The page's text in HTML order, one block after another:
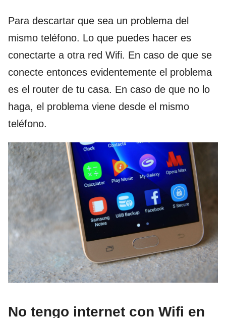
Para descartar que sea un problema del
mismo teléfono. Lo que puedes hacer es
conectarte a otra red Wifi. En caso de que se
conecte entonces evidentemente el problema
es el router de tu casa. En caso de que no lo
haga, el problema viene desde el mismo
teléfono.
No tengo internet con Wifi en